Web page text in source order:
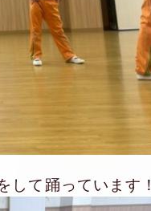
して踊っています！